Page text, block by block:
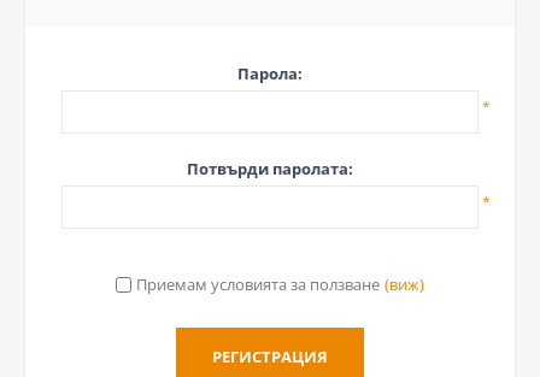
Парола:
*
Потвърди паролата:
*
Приемам условията за ползване (виж)